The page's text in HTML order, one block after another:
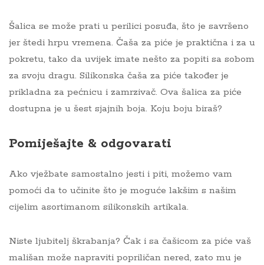
Šalica se može prati u perilici posuđa, što je savršeno
jer štedi hrpu vremena. Čaša za piće je praktična i za u
pokretu, tako da uvijek imate nešto za popiti sa sobom
za svoju dragu. Silikonska čaša za piće također je
prikladna za pećnicu i zamrzivač. Ova šalica za piće
dostupna je u šest sjajnih boja. Koju boju biraš?
Pomiješajte & odgovarati
Ako vježbate samostalno jesti i piti, možemo vam
pomoći da to učinite što je moguće lakšim s našim
cijelim asortimanom silikonskih artikala.
Niste ljubitelj škrabanja? Čak i sa čašicom za piće vaš
mališan može napraviti popriličan nered, zato mu je